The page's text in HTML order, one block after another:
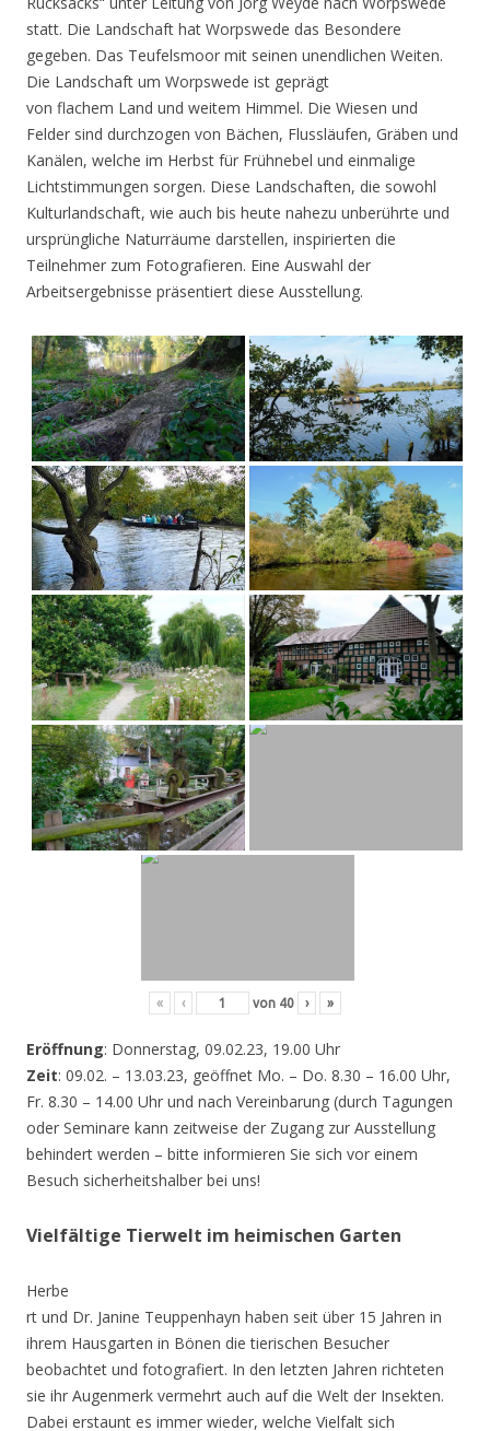
statt. Die Landschaft hat Worpswede das Besondere
gegeben. Das Teufelsmoor mit seinen unendlichen Weiten.
Die Landschaft um Worpswede ist geprägt
von flachem Land und weitem Himmel. Die Wiesen und
Felder sind durchzogen von Bächen, Flussläufen, Gräben und
Kanälen, welche im Herbst für Frühnebel und einmalige
Lichtstimmungen sorgen. Diese Landschaften, die sowohl
Kulturlandschaft, wie auch bis heute nahezu unberührte und
ursprüngliche Naturräume darstellen, inspirierten die
Teilnehmer zum Fotografieren. Eine Auswahl der
Arbeitsergebnisse präsentiert diese Ausstellung.
« ‹ von 40 › »
Eröffnung: Donnerstag, 09.02.23, 19.00 Uhr
Zeit: 09.02. – 13.03.23, geöffnet Mo. – Do. 8.30 – 16.00 Uhr,
Fr. 8.30 – 14.00 Uhr und nach Vereinbarung (durch Tagungen
oder Seminare kann zeitweise der Zugang zur Ausstellung
behindert werden – bitte informieren Sie sich vor einem
Besuch sicherheitshalber bei uns!
Vielfältige Tierwelt im heimischen Garten
Herbe
rt und Dr. Janine Teuppenhayn haben seit über 15 Jahren in
ihrem Hausgarten in Bönen die tierischen Besucher
beobachtet und fotografiert. In den letzten Jahren richteten
sie ihr Augenmerk vermehrt auch auf die Welt der Insekten.
Dabei erstaunt es immer wieder, welche Vielfalt sich